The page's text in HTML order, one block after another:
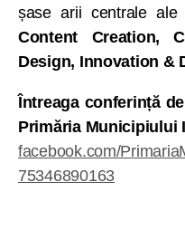
șase arii centrale ale
Content Creation,
Design, Innovation &
Întreaga conferință
Primăria Municipiului
facebook.com/
75346890163